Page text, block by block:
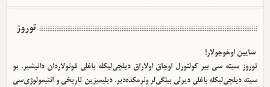
توروز
سایین اوخوجولار!
توروز سیته سی بیر کولتورل اوجاق اولا‌راق دیلچی‌لیکله باغلی قونولاردان دانیشیر. بو
سیته دیلچی‌لیکله باغلی دیرلی بیلگی‌لر وئرمکده‌دیر. دیلیمیزین تاریخی و ائتیمولوژی‌سی